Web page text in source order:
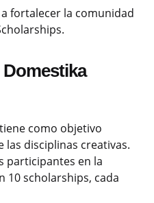
fortalecer la comunidad
tiene como objetivo
las disciplinas creativas.
participantes en la
10 scholarships, cada